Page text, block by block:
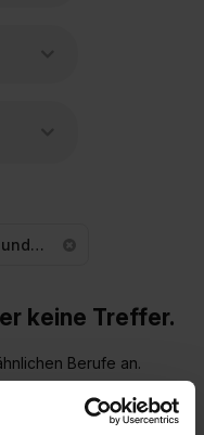
Kaufmann/-frau für Groß- und Außenhandelsmanagement
keine Treffer.
Berufe an.